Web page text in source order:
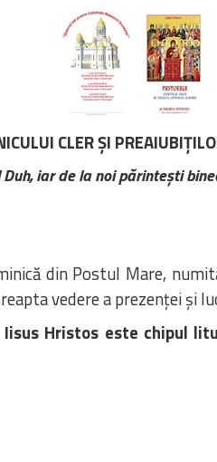
CLER ŞI
iar de la noi părinteşti
din Postul Mare,
vedere a prezenței și
Iisus Hristos este chipul